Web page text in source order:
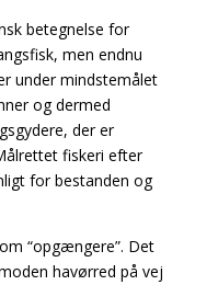
betegnelse for
men endnu
under mindstemålet
og dermed
der er
fiskeri efter
for bestanden og
“opgængere”. Det
havørred på vej